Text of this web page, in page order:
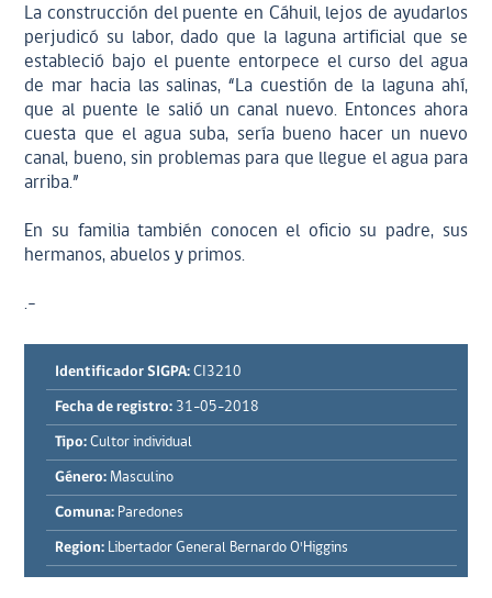
La construcción del puente en Cáhuil, lejos de ayudarlos
perjudicó su labor, dado que la laguna artificial que se
estableció bajo el puente entorpece el curso del agua
de mar hacia las salinas, “La cuestión de la laguna ahí,
que al puente le salió un canal nuevo. Entonces ahora
cuesta que el agua suba, sería bueno hacer un nuevo
canal, bueno, sin problemas para que llegue el agua para
arriba.”
En su familia también conocen el oficio su padre, sus
hermanos, abuelos y primos.
.-
Identificador SIGPA: CI3210
Fecha de registro: 31-05-2018
Tipo: Cultor individual
Género: Masculino
Comuna: Paredones
Region: Libertador General Bernardo O'Higgins